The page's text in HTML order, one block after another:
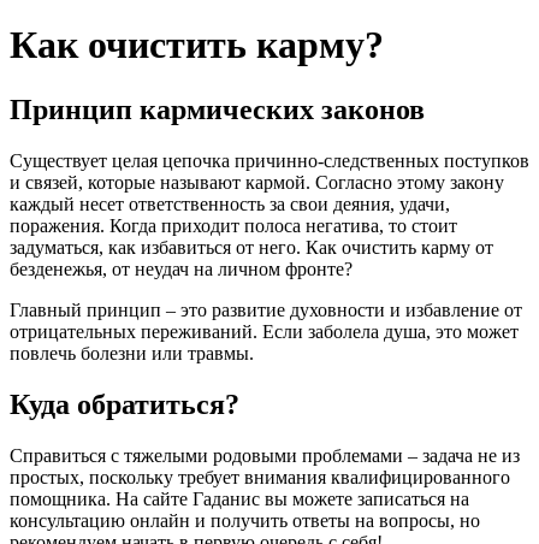
Как очистить карму?
Принцип кармических законов
Существует целая цепочка причинно-следственных поступков
и связей, которые называют кармой. Согласно этому закону
каждый несет ответственность за свои деяния, удачи,
поражения. Когда приходит полоса негатива, то стоит
задуматься, как избавиться от него. Как очистить карму от
безденежья, от неудач на личном фронте?
Главный принцип – это развитие духовности и избавление от
отрицательных переживаний. Если заболела душа, это может
повлечь болезни или травмы.
Куда обратиться?
Справиться с тяжелыми родовыми проблемами – задача не из
простых, поскольку требует внимания квалифицированного
помощника. На сайте Гаданис вы можете записаться на
консультацию онлайн и получить ответы на вопросы, но